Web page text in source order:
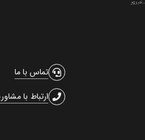
تماس با ما
ارتباط با